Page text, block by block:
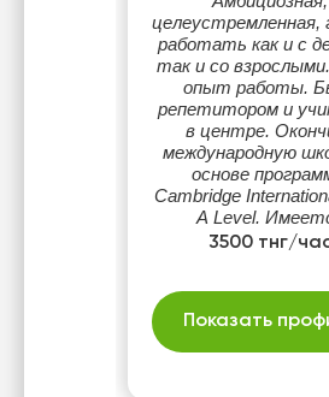
целеустремленная,
работать как и с
так и со
опыт работы.
репетитором и
в центре.
международную
основе
Cambridge
A Level.
сертификат
3500 тнг/
Показать